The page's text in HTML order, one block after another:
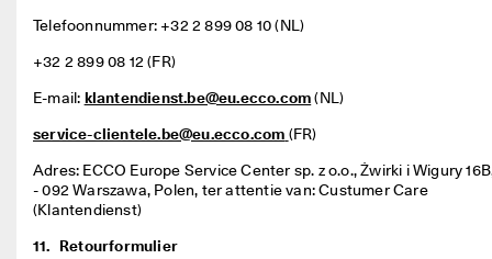
Telefoonnummer: +32 2 899 08 10 (NL)
+32 2 899 08 12 (FR)
E-mail: klantendienst.be@eu.ecco.com (NL)
service-clientele.be@eu.ecco.com (FR)
Adres: ECCO Europe Service Center sp. z o.o., Żwirki i Wigury
- 092 Warszawa, Polen, ter attentie van: Custumer Care
(Klantendienst)
11. Retourformulier